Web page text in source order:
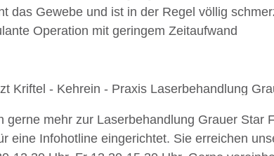
das Gewebe und ist in der Regel völlig
Operation mit geringem Zeitaufwand
gerne mehr zur Laserbehandlung Grauer
eine Infohotline eingerichtet. Sie erreichen